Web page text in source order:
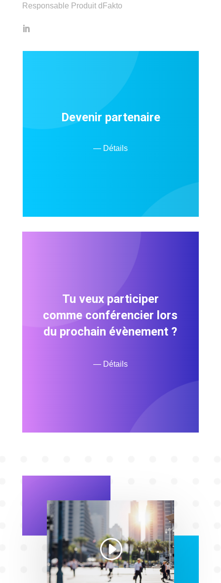
Responsable Produit dFakto
Devenir partenaire
— Détails
Tu veux participer
comme conférencier lors
du prochain évènement ?
— Détails